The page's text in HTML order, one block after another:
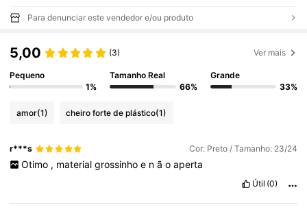
Para denunciar este vendedor e/ou produto
5,00 (3) Ver mais
Pequeno
1%
Tamanho Real
66%
Grande
33%
amor(1) cheiro forte de plástico(1)
r***s Cor: Preto / Tamanho: 23/24
Otimo , material grossinho e n ã o aperta
Útil (0)